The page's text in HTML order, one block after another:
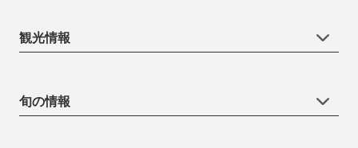
観光情報
旬の情報